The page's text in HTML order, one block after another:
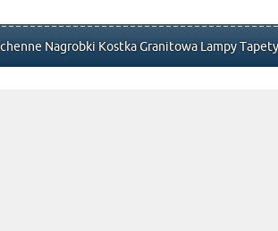
Nagrobki Kostka Granitowa Lampy